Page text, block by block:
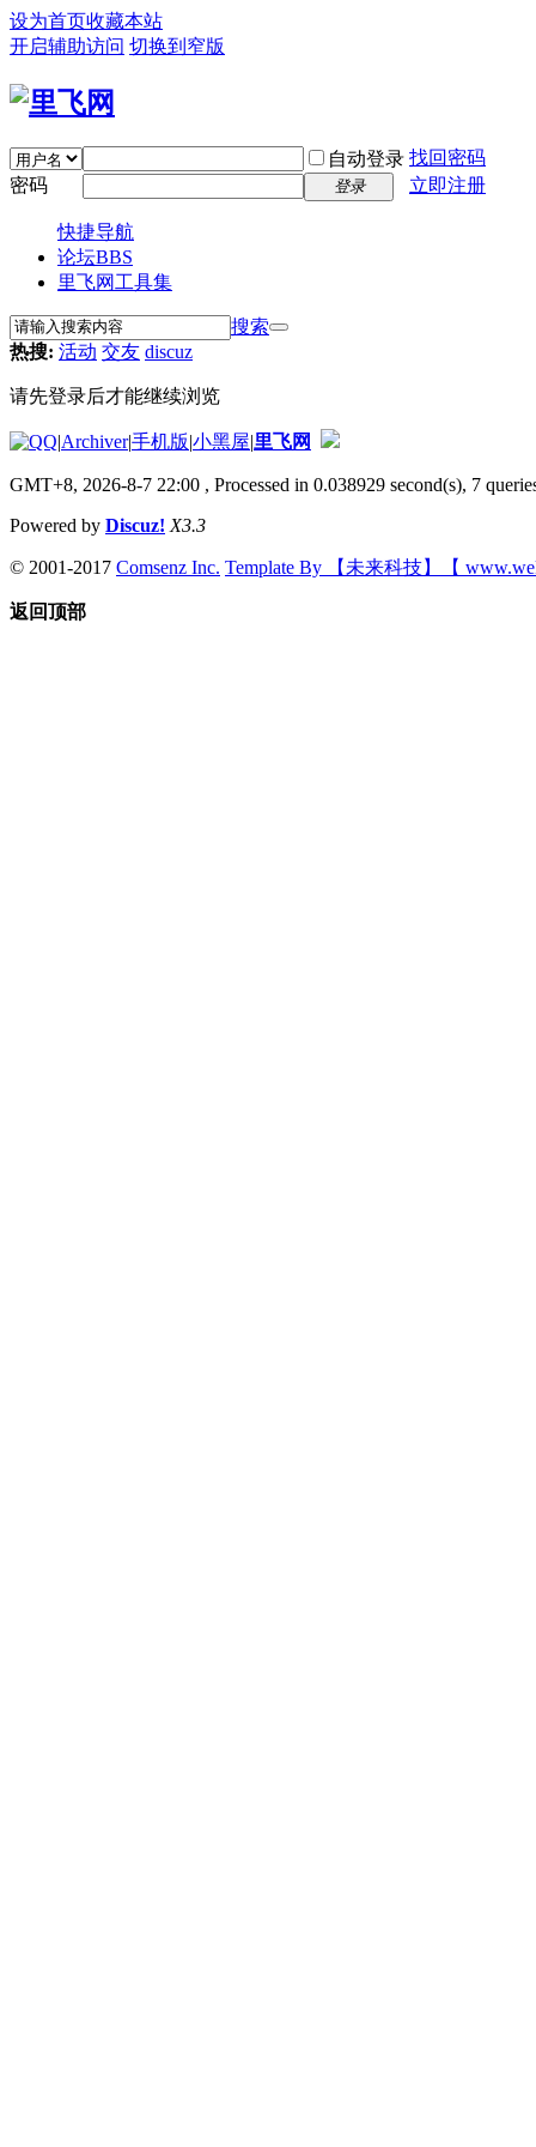
设为首页收藏本站
开启辅助访问 切换到窄版
自动登录 找回密码
密码
登录 立即注册
快捷导航
论坛BBS
里飞网工具集
搜索
热搜: 活动 交友 discuz
请先登录后才能继续浏览
|Archiver|手机版|小黑屋|里飞网
GMT+8, 2026-8-7 22:00 , Processed in 0.038929 second(s), 7
Powered by Discuz! X3.3
© 2001-2017 Comsenz Inc. Template By 【未来科技】【
返回顶部